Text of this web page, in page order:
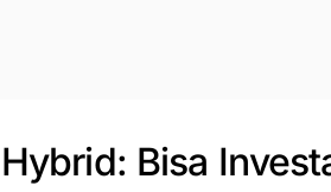
Bisa